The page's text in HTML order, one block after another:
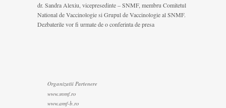
dr. Sandra Alexiu, vicepresedinte – SNMF, membru Comitetul
National de Vaccinologie si Grupul de Vaccinologie al SNMF.
Dezbaterile vor fi urmate de o conferinta de presa
Organizatii Partenere
www.snmf.ro
www.amf-b.ro